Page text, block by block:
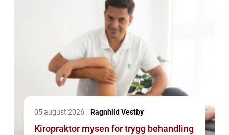
05 august 2026 Ragnhild Vestby
Kiropraktor mysen for trygg behandling